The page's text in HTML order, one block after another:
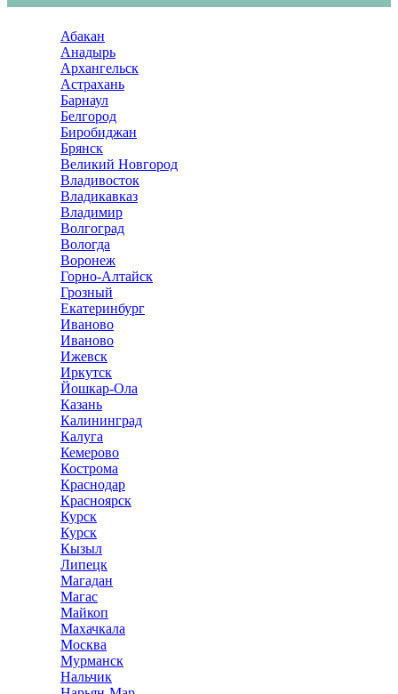
Абакан
Анадырь
Архангельск
Астрахань
Барнаул
Белгород
Биробиджан
Брянск
Великий Новгород
Владивосток
Владикавказ
Владимир
Волгоград
Вологда
Воронеж
Горно-Алтайск
Грозный
Екатеринбург
Иваново
Иваново
Ижевск
Иркутск
Йошкар-Ола
Казань
Калининград
Калуга
Кемерово
Кострома
Краснодар
Красноярск
Курск
Курск
Кызыл
Липецк
Магадан
Магас
Майкоп
Махачкала
Москва
Мурманск
Нальчик